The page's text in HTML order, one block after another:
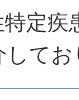
定疾
して